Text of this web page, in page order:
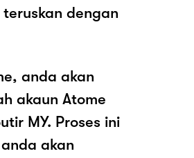
dengan
anda akan
akaun Atome
MY. Proses ini
akan